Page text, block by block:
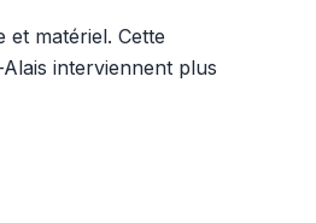
matériel. Cette
interviennent plus